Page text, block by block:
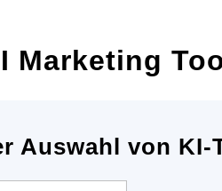
Marketing
Auswahl von KI-